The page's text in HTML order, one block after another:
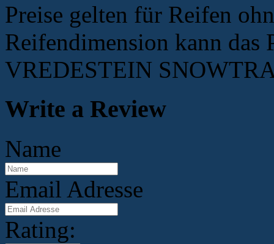
Preise gelten für Reifen
Reifendimension kann
VREDESTEIN
Write a Review
Name
Email Adresse
Rating: